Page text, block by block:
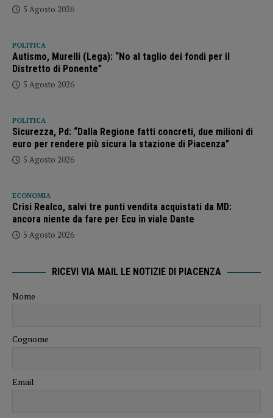
5 Agosto 2026
POLITICA
Autismo, Murelli (Lega): “No al taglio dei fondi per il
Distretto di Ponente”
5 Agosto 2026
POLITICA
Sicurezza, Pd: “Dalla Regione fatti concreti, due milioni di
euro per rendere più sicura la stazione di Piacenza”
5 Agosto 2026
ECONOMIA
Crisi Realco, salvi tre punti vendita acquistati da MD:
ancora niente da fare per Ecu in viale Dante
5 Agosto 2026
RICEVI VIA MAIL LE NOTIZIE DI PIACENZA
Nome
Cognome
Email